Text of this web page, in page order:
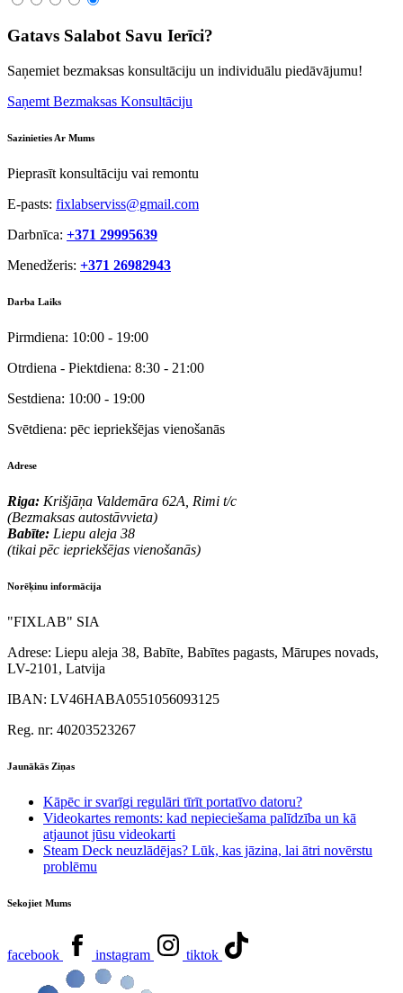
Gatavs Salabot Savu Ierīci?
Saņemiet bezmaksas konsultāciju un individuālu piedāvājumu!
Saņemt Bezmaksas Konsultāciju
Sazinieties Ar Mums
Pieprasīt konsultāciju vai remontu
E-pasts: fixlabserviss@gmail.com
Darbnīca: +371 29995639
Menedžeris: +371 26982943
Darba Laiks
Pirmdiena: 10:00 - 19:00
Otrdiena - Piektdiena: 8:30 - 21:00
Sestdiena: 10:00 - 19:00
Svētdiena: pēc iepriekšējas vienošanās
Adrese
Riga: Krišjāņa Valdemāra 62A, Rimi t/c
(Bezmaksas autostāvvieta)
Babīte: Liepu aleja 38
(tikai pēc iepriekšējas vienošanās)
Norēķinu informācija
"FIXLAB" SIA
Adrese: Liepu aleja 38, Babīte, Babītes pagasts, Mārupes novads,
LV-2101, Latvija
IBAN: LV46HABA0551056093125
Reg. nr: 40203523267
Jaunākās Ziņas
Kāpēc ir svarīgi regulāri tīrīt portatīvo datoru?
Videokartes remonts: kad nepieciešama palīdzība un kā
atjaunot jūsu videokarti
Steam Deck neuzlādējas? Lūk, kas jāzina, lai ātri novērstu
problēmu
Sekojiet Mums
facebook instagram tiktok